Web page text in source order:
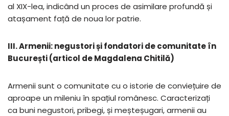
al XIX-lea, indicând un proces de asimilare profundă și
atașament față de noua lor patrie.
III. Armenii: negustori și fondatori de comunitate în
București (articol de Magdalena Chitilă)
Armenii sunt o comunitate cu o istorie de conviețuire de
aproape un mileniu în spațiul românesc. Caracterizați
ca buni negustori, pribegi, și meșteșugari, armenii au